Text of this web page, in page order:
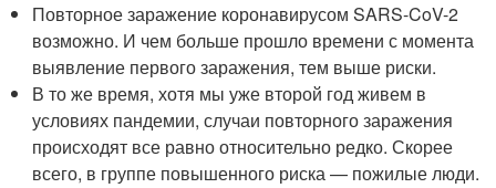
Повторное заражение коронавирусом SARS-CoV-2
возможно. И чем больше прошло времени с момента
выявление первого заражения, тем выше риски.
В то же время, хотя мы уже второй год живем в
условиях пандемии, случаи повторного заражения
происходят все равно относительно редко. Скорее
всего, в группе повышенного риска — пожилые люди.